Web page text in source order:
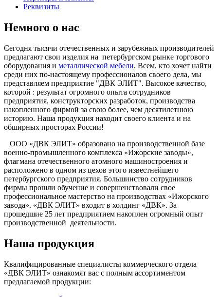
Реквизиты
Немного о нас
Сегодня тысячи отечественных и зарубежных производителей
предлагают свои изделия на петербургском рынке торгового
оборудования и металлической мебели. Всем, кто хочет найти
среди них по-настоящему профессионалов своего дела, мы
представляем предприятие "ДВК ЭЛИТ". Высокое качество,
которой : результат огромного опыта сотрудников
предприятия, конструкторских разработок, производства
накопленного фирмой за свою более, чем десятилетнюю
историю. Наша продукция находит своего клиента и на
обширных просторах России!
ООО «ДВК ЭЛИТ» образовано на производственной базе
военно-промышленного комплекса «Ижорские заводы»,
флагмана отечественного атомного машиностроения и
расположено в одном из цехов этого известнейшего
петербургского предприятия. Большинство сотрудников
фирмы прошли обучение и совершенствовали свое
профессиональное мастерство на производствах «Ижорского
завода». «ДВК ЭЛИТ» входит в холдинг «ДВК». За
прошедшие 25 лет предприятием накоплен огромный опыт
производственной деятельности.
Наша продукция
Квалифицированные специалисты коммерческого отдела
«ДВК ЭЛИТ» ознакомят вас с полным ассортиментом
предлагаемой продукции: